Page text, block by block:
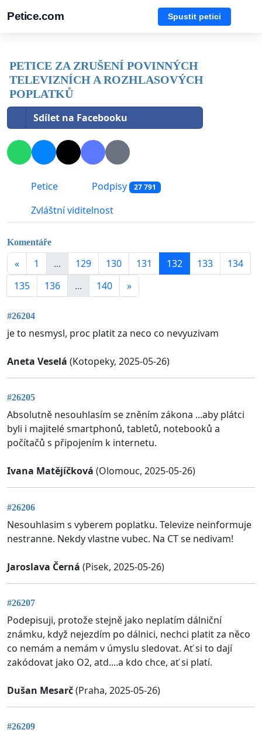
Petice.com Spustit petici
PETICE ZA ZRUŠENÍ POVINNÝCH
TELEVIZNÍCH A ROZHLASOVÝCH
POPLATKŮ
Sdílet na Facebooku
Petice Podpisy 27 791
Zvláštní viditelnost
Komentáře
« 1 ... 129 130 131 132 133
134
135
136 ... 140 »
#26204
je to nesmysl, proc platit za neco co nevyuzivam
Aneta Veselá (Kotopeky, 2025-05-26)
#26205
Absolutně nesouhlasím se zněním zákona ...aby plátci
byli i majitelé smartphonů, tabletů, notebooků a
počítačů s připojením k internetu.
Ivana Matějíčková (Olomouc, 2025-05-26)
#26206
Nesouhlasim s vyberem poplatku. Televize neinformuje
nestranne. Nekdy vlastne vubec. Na CT se nedivam!
Jaroslava Černá (Pisek, 2025-05-26)
#26207
Podepisuji, protože stejně jako neplatím dálniční
známku, když nejezdím po dálnici, nechci platit za něco
co nemám a nemám v úmyslu sledovat. Ať si to dají
zakódovat jako O2, atd....a kdo chce, ať si platí.
Dušan Mesarč(Praha, 2025-05-26)
#26209